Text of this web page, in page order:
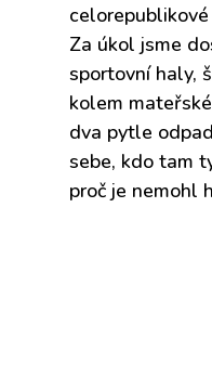
celorepublikové
Za úkol jsme
sportovní haly,
kolem
dva pytle
sebe, kdo tam
proč je nemohl